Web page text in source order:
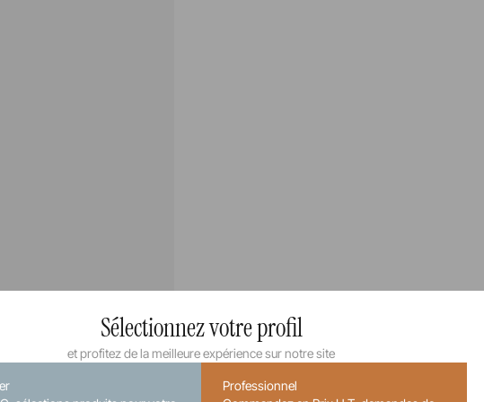
Sélectionnez votre profil
et profitez de la meilleure expérience sur notre site
Professionnel